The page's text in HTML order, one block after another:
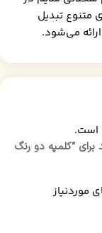
متنوع تبدیل
می‌شود.
است.
“کلمپه دو رنگ
موردنیاز